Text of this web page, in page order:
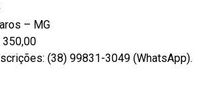
– MG
350,00
(38) 99831-3049 (WhatsApp).